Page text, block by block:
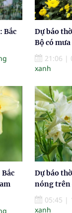
Bắc
Dự báo
Bộ có
21:06 |
xanh
Dự báo
nóng trên
05:45 |
xanh